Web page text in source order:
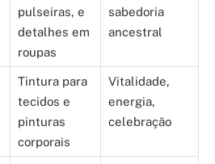
pulseiras, e
detalhes em
roupas
sabedoria
ancestral
Tintura para
tecidos e
pinturas
corporais
Vitalidade,
energia,
celebração